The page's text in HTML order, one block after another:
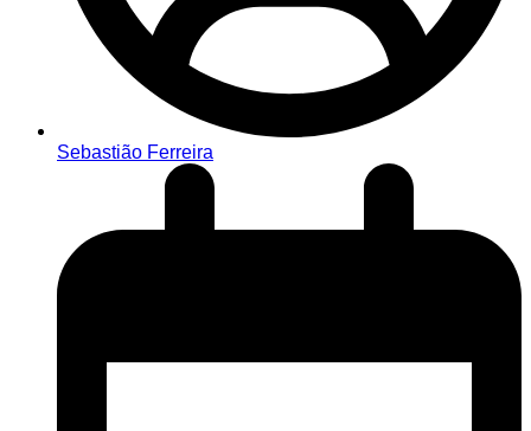
Sebastião Ferreira